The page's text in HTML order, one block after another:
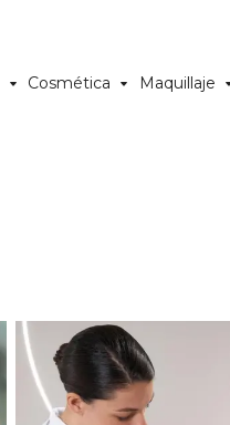
Cosmética Maquillaje